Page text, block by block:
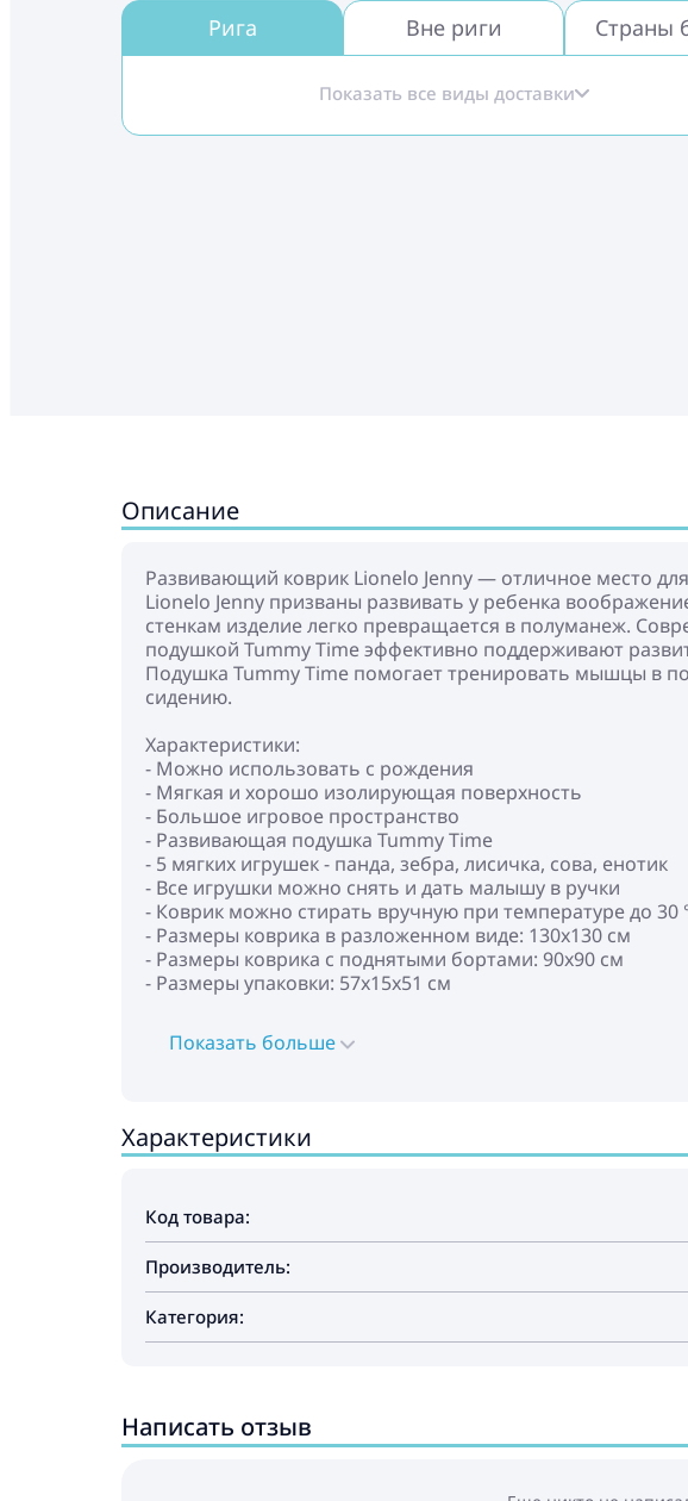
Рига Вне риги Страны
Показать все виды доставки
Описание
Развивающий коврик Lionelo Jenny — отличное место
Lionelo Jenny призваны развивать у ребенка
стенкам изделие легко превращается в полуманеж.
подушкой Tummy Time эффективно поддерживают
Подушка Tummy Time помогает тренировать мышцы в
сидению.
Характеристики:
- Можно использовать с рождения
- Мягкая и хорошо изолирующая поверхность
- Большое игровое пространство
- Развивающая подушка Tummy Time
- 5 мягких игрушек - панда, зебра, лисичка, сова, енотик
- Все игрушки можно снять и дать малышу в ручки
- Коврик можно стирать вручную при температуре до 30
- Размеры коврика в разложенном виде: 130x130 см
- Размеры коврика с поднятыми бортами: 90x90 см
- Размеры упаковки: 57х15х51 см
Показать больше
Характеристики
Код товара:
Производитель:
Категория:
Написать отзыв